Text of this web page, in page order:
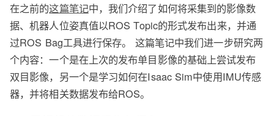
在之前的这篇笔记中，我们介绍了如何将采集到的影像数
据、机器人位姿真值以ROS Topic的形式发布出来，并通
过ROS Bag工具进行保存。 这篇笔记中我们进一步研究两
个内容：一个是在上次的发布单目影像的基础上尝试发布
双目影像，另一个是学习如何在Isaac Sim中使用IMU传感
器，并将相关数据发布给ROS。